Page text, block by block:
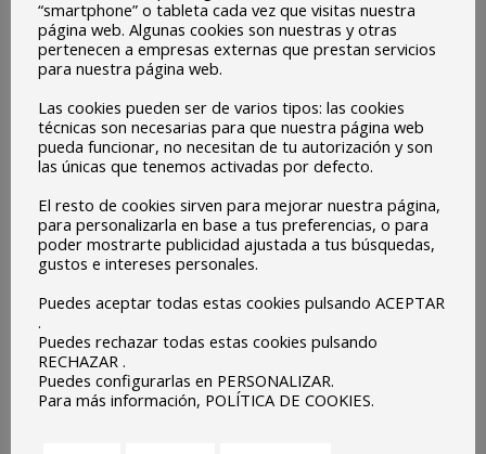
“Familia y colegio, un proyecto en común”, la nueva
campaña de Escuelas Católicas de Extremadura que
recuerda la importancia de educar en un proyecto
educativo compartido
Escuelas Católicas de Extremadura, en su nueva campaña
anual “Familia y colegio, un proyecto en común”, pone de
manifiesto el compromiso de todos los centros de
Escuelas Católicas con los alumnos y familias que
conforman la organización, ofreciéndoles una educación de
calidad y que, además, refuerce todos aquellos valores
“smartphone” o tableta cada vez que visitas nuestra
página web. Algunas cookies son nuestras y otras
pertenecen a empresas externas que prestan servicios
para nuestra página web.
Las cookies pueden ser de varios tipos: las cookies
técnicas son necesarias para que nuestra página web
pueda funcionar, no necesitan de tu autorización y son
las únicas que tenemos activadas por defecto.
El resto de cookies sirven para mejorar nuestra página,
para personalizarla en base a tus preferencias, o para
poder mostrarte publicidad ajustada a tus búsquedas,
gustos e intereses personales.
Puedes aceptar todas estas cookies pulsando ACEPTAR
.
Puedes rechazar todas estas cookies pulsando
RECHAZAR .
Puedes configurarlas en PERSONALIZAR.
Para más información, POLÍTICA DE COOKIES.